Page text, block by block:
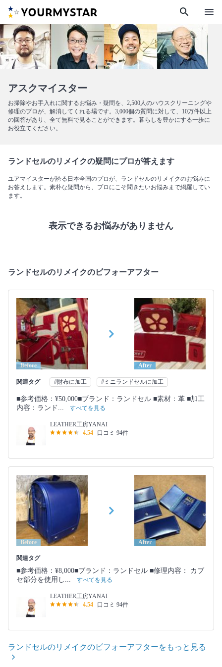
search menu
アスクマイスター
お掃除やお手入れに関するお悩み・疑問を、2,500人のハウスクリーニングや
修理のプロが、解消してくれる場です。3,000個の質問に対して、10万件以上
の回答があり、全て無料で見ることができます。暮らしを豊かにする一歩に
お役立てください。
ランドセルのリメイクの疑問にプロが答えます
ユアマイスターが誇る日本全国のプロが、ランドセルのリメイクのお悩みに
お答えします。素朴な疑問から、プロにこそ聞きたいお悩みまで網羅してい
ます。
表示できるお悩みがありません
ランドセルのリメイクのビフォーアフター
Before After
関連タグ #財布に加工 #ミニランドセルに加工
■参考価格：¥50,000■ブランド：ランドセル ■素材：革 ■加工
内容：ランド...
すべてを見る
LEATHER工房YANAI
4.54
口コミ 94件
Before After
関連タグ
■参考価格：¥8,000■ブランド：ランドセル ■修理内容： カブ
セ部分を使用し...
すべてを見る
LEATHER工房YANAI
4.54
口コミ 94件
ランドセルのリメイクのビフォーアフターをもっと見る